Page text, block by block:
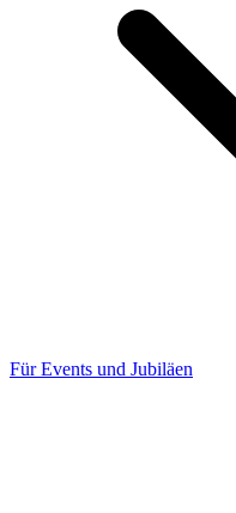
Für Events und Jubiläen